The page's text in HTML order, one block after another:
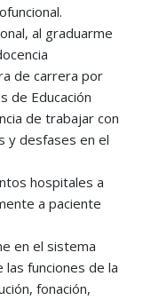
al graduarme
de carrera por
de Educación
de trabajar con
y desfases en el
hospitales a
a paciente
en el sistema
funciones de la
fonación,